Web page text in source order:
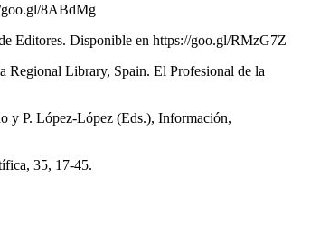
goo.gl/8ABdMg
Editores. Disponible en https://goo.gl/RMzG7Z
Regional Library, Spain. El Profesional de la
y P. López-López (Eds.), Información,
35, 17-45.